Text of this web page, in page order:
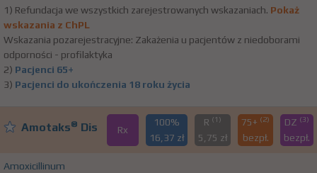
1) Refundacja we wszystkich zarejestrowanych wskazaniach. Pokaż
wskazania z ChPL
Wskazania pozarejestracyjne: Zakażenia u pacjentów z niedoborami
odporności - profilaktyka
2) Pacjenci 65+
3) Pacjenci do ukończenia 18 roku życia
Amotaks® Dis Rx
100%
16,37 zł
R (1)
5,75 zł
75+ (2)
bezpł.
DZ (3)
bezpł.
Amoxicillinum